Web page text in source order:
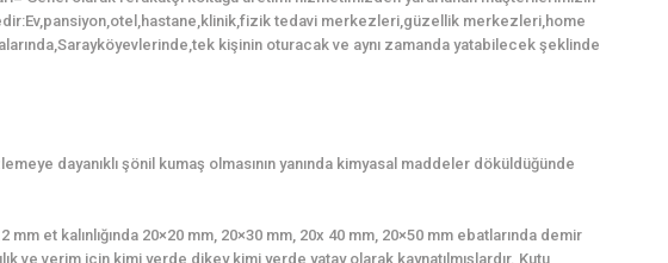
tedavi merkezleri,güzellik merkezleri,home
kişinin oturacak ve aynı zamanda yatabilecek şeklinde
dayanıklı şönil kumaş olmasının yanında kimyasal maddeler döküldüğünde
mm et kalınlığında 20×20 mm, 20×30 mm, 20x 40 mm, 20×50 mm ebatlarında demir
ve verim için kimi yerde dikey kimi yerde yatay olarak kaynatılmışlardır. Kutu